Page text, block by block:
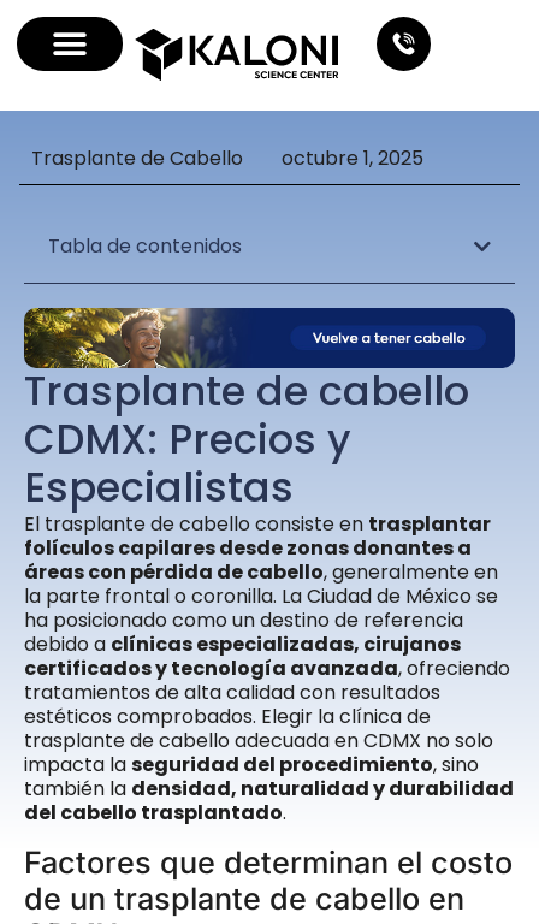
Trasplante de Cabello octubre 1, 2025
Tabla de contenidos
Trasplante de cabello
CDMX: Precios y
Especialistas
El trasplante de cabello consiste en trasplantar
folículos capilares desde zonas donantes a
áreas con pérdida de cabello, generalmente en
la parte frontal o coronilla. La Ciudad de México se
ha posicionado como un destino de referencia
debido a clínicas especializadas, cirujanos
certificados y tecnología avanzada, ofreciendo
tratamientos de alta calidad con resultados
estéticos comprobados. Elegir la clínica de
trasplante de cabello adecuada en CDMX no solo
impacta laseguridad del procedimiento, sino
también la densidad, naturalidad y durabilidad
del cabello trasplantado.
Factores que determinan el costo
de un trasplante de cabello en